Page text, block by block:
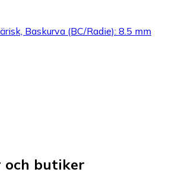
Baskurva (BC/Radie): 8.5 mm
och butiker